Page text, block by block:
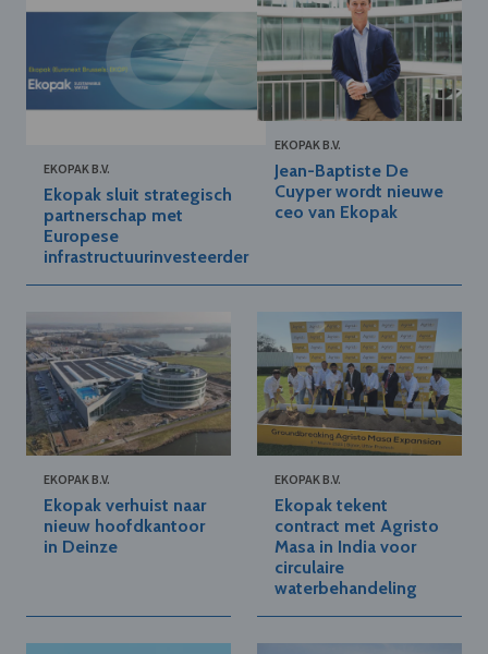
EKOPAK B.V.
Ekopak sluit strategisch
partnerschap met
Europese
infrastructuurinvesteerder
EKOPAK B.V.
Jean-Baptiste De
Cuyper wordt nieuwe
ceo van Ekopak
EKOPAK B.V.
Ekopak verhuist naar
nieuw hoofdkantoor
in Deinze
EKOPAK B.V.
Ekopak tekent
contract met Agristo
Masa in India voor
circulaire
waterbehandeling